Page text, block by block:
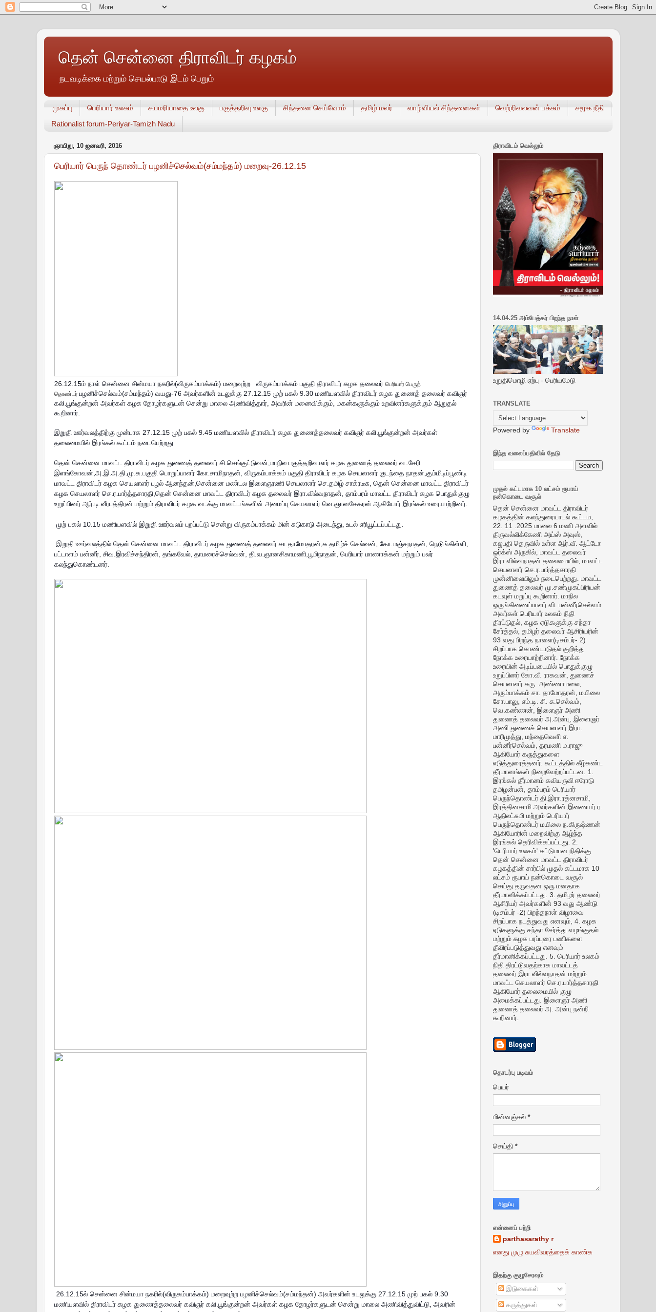
தென் சென்னை திராவிடர் கழகம்
நடவடிக்கை மற்றும் செயல்பாடு இடம் பெறும்
முகப்பு பெரியார் உலகம் சுயமரியாதை உலகு பகுத்தறிவு உலகு சிந்தனை செய்வோம் தமிழ் மலர் வாழ்வியல் சிந்தனைகள் வெற்றிவலவன் பக்கம்
சமூக நீதி
Rationalist forum-Periyar-Tamizh Nadu
ஞாயிறு, 10 ஜனவரி, 2016
பெரியார் பெருந் தொண்டர் பழனிச்செல்வம்(சம்மந்தம்) மறைவு-26.12.15
26.12.15ம் நாள் சென்னை சின்மயா நகரில்(விருகம்பாக்கம்) மறைவுற்ற விருகம்பாக்கம் பகுதி திராவிடர் கழக தலைவர் பெரியார் பெருந்
தொண்டர் பழனிச்செல்வம்(சம்மந்தம்) வயது-76 அவர்களின் உடலுக்கு 27.12.15 முற் பகல் 9.30 மணியளவில் திராவிடர் கழக துணைத் தலைவர் கவிஞர்
கலி.பூங்குன்றன் அவர்கள் கழக தோழர்களுடன் சென்று மாலை அணிவித்தார், அவரின் மனைவிக்கும், மகன்களுக்கும் உறவினர்களுக்கும் ஆறுதல்
கூறினார்.
இறுதி ஊர்வலத்திற்கு முன்பாக 27.12.15 முற் பகல் 9.45 மணியளவில் திராவிடர் கழக துணைத்தலைவர் கவிஞர் கலி.பூங்குன்றன் அவர்கள்
தலைமையில் இரங்கல் கூட்டம் நடைபெற்றது
தென் சென்னை மாவட்ட திராவிடர் கழக துணைத் தலைவர் சி.செங்குட்டுவன், மாநில பகுத்தறிவாளர் கழக துணைத் தலைவர் வடசேரி
இளங்கோவன் அ.இ.அ.தி.மு.க.பகுதி பொறுப்பாளர் கோ.சாமிநாதன், விருகம்பாக்கம் பகுதி திராவிடர் கழக செயலாளர் குடந்தை நாதன், கும்மிடிப்பூண்டி
மாவட்ட திராவிடர் கழக செயலாளர் புழல் ஆனந்தன்,சென்னை மண்டல இளைஞரணி செயலாளர்செ.தமிழ் சாக்ரடீசு, தென் சென்னை மாவட்ட திராவிடர்
கழக செயலாளர் செ.ர.பார்த்தசாரதி, தென் சென்னை மாவட்ட திராவிடர் கழக தலைவர் இரா.வில்வநாதன், தாம்பரம் மாவட்ட திராவிடர் கழக பொதுக்குழு
உறுப்பினர் ஆர்.டி.வீரபத்திரன் மற்றும் திராவிடர் கழக வடக்கு மாவட்டங்களின் அமைப்பு செயலாளர் வெ.ஞானசேகரன் ஆகியோர் இரங்கல் உரையாற்றினர்.
முற் பகல் 10.15 மணியளவில் இறுதி ஊர்வலம் புறப்பட்டு சென்று விருகம்பாக்கம்மின் சுடுகாடு அடைந்து, உடல் எரியூட்டப்பட்டது.
இறுதி ஊர்வலத்தில் தென் சென்னை மாவட்ட திராவிடர் கழக துணைத் தலைவர் சா.தாமோதரன்,க.தமிழ்ச் செல்வன், கோ.மஞ்சநாதன், நெடுங்கிள்ளி,
பட்டாளம் பன்னீர், சிவ.இரவிச்சந்திரன், தங்கவேல், தாமரைச்செல்வன், தி.வ.ஞானசிகாமணி,பூமிநாதன், பெரியார் மாணாக்கன் மற்றும் பலர்
கலந்துகொண்டனர்.
26.12.15ல் சென்னை சின்மயா நகரில்(விருகம்பாக்கம்) மறைவுற்ற பழனிச்செல்வம்(சம்மந்தன்) அவர்களின் உடலுக்கு 27.12.15 முற் பகல் 9.30
மணியளவில் திராவிடர் கழக துணைத்தலைவர் கவிஞர் கலி.பூங்குன்றன் அவர்கள் கழக தோழர்களுடன் சென்று மாலை அணிவித்துவிட்டு, அவரின்
திராவிடம் வெல்லும்
14.04.25 அம்பேத்கர் பிறந்த நாள்
உறுதிமொழி ஏற்பு - பெரியமேடு
TRANSLATE
Powered by Translate
இந்த வலைப்பதிவில் தேடு
முதல் கட்டமாக 10 லட்சம் ரூபாய்
நன்கொடை வசூல்
தென் சென்னை மாவட்ட திராவிடர்
கழகத்தின் கலந்துரையாடல் கூட்டம,
22. 11 .2025 மாலை 6 மணி அளவில்
திருவல்லிக்கேணி அய்ஸ் அவுஸ்,
கஜபதி தெருவில் உள்ள ஆர்.வீ. ஆட்டோ
ஒர்க்ஸ் அருகில், மாவட்ட தலைவர்
இரா.வில்வநாதன் தலைமையில், மாவட்ட
செயலாளர் செ.ர.பார்த்தசாரதி
முன்னிலையிலும் நடைபெற்றது. மாவட்ட
துணைத் தலைவர் மு.சண்முகப்பிரியன்
கடவுள் மறுப்பு கூறினார். மாநில
ஒருங்கிணைப்பாளர் வி. பன்னீர்செல்வம்
அவர்கள் பெரியார் உலகம் நிதி
திரட்டுதல், கழக ஏடுகளுக்கு சந்தா
சேர்த்தல், தமிழர் தலைவர் ஆசிரியரின்
93 வது பிறந்த நாளை(டிசம்பர்- 2)
சிறப்பாக கொண்டாடுதல் குறித்து
நோக்க உரையாற்றினார். நோக்க
உரையின் அடிப்படையில் பொதுக்குழு
உறுப்பினர் கோ.வீ. ராகவன், துணைச்
செயலாளர் கரு. அண்ணாமலை,
அரும்பாக்கம் சா. தாமோதரன், மயிலை
சோ.பாலு, எம்.டி. சி. சு.செல்வம்,
வெ.கண்ணன், இளைஞர் அணி
துணைத் தலைவர் அ.அன்பு, இளைஞர்
அணி துணைச் செயலாளர் இரா.
மாரிமுத்து, மந்தைவெளி எ.
பன்னீர்செல்வம், தரமணி ம.ராஜு
ஆகியோர் கருத்துகளை
எடுத்துரைத்தனர். கூட்டத்தில் கீழ்கண்ட
தீர்மானங்கள் நிறைவேற்றப்பட்டன. 1.
இரங்கல் தீர்மானம் கவியருவி ஈரோடு
தமிழன்பன், தாம்பரம் பெரியார்
பெருந்தொண்டர் தி.இரா.ரத்னசாமி,
இரத்தினசாமி அவர்களின் இணையர் ர.
ஆதிலட்சுமி மற்றும் பெரியார்
பெருந்தொண்டர் மயிலை ந.கிருஷ்ணன்
ஆகியோரின் மறைவிற்கு ஆழ்ந்த
இரங்கல் தெரிவிக்கப்பட்டது. 2.
'பெரியார் உலகம்' கட்டுமான நிதிக்கு
தென் சென்னை மாவட்ட திராவிடர்
கழகத்தின் சார்பில் முதல் கட்டமாக 10
லட்சம் ரூபாய் நன்கொடை வசூல்
செய்து தருவதன ஒரு மனதாக
தீர்மானிக்கப்பட்டது. 3. தமிழர் தலைவர்
ஆசிரியர் அவர்களின் 93 வது ஆண்டு
(டிசம்பர் -2) பிறந்தநாள் விழாவை
சிறப்பாக நடத்துவது எனவும், 4. கழக
ஏடுகளுக்கு சந்தா சேர்த்து வழங்குதல்
மற்றும் கழக பரப்புரை பணிகளை
தீவிரப்படுத்துவது எனவும்
தீர்மானிக்கப்பட்டது. 5. பெரியார் உலகம்
நிதி திரட்டுவதற்காக மாவட்டத்
தலைவர் இரா.வில்வநாதன் மற்றும்
மாவட்ட செயலாளர் செ.ர.பார்த்தசாரதி
ஆகியோர் தலைமையில் குழு
அமைக்கப்பட்டது. இளைஞர் அணி
துணைத் தலைவர் அ. அன்பு நன்றி
கூறினார்.
தொடர்பு படிவம்
பெயர்
மின்னஞ்சல் *
செய்தி *
என்னைப் பற்றி
parthasarathy r
எனது முழு சுயவிவரத்தைக் காண்க
இதற்கு குழுசேரவும்
இடுகைகள்
கருத்துகள்